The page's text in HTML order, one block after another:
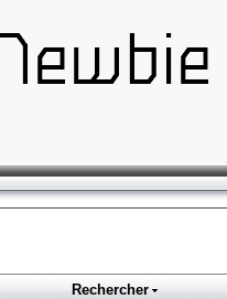
Rechercher